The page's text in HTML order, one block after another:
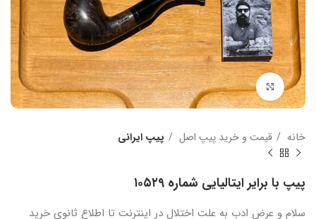
بزرگنمایی تصویر
خانه قیمت و خرید پیپ اصل پیپ ایرانی
پیپ با برایر ایتالیایی شماره ۱۰۵۲۹
سلام و عرض ادب به علت اختلال در اینترنت تا اطلاع ثانوی خرید